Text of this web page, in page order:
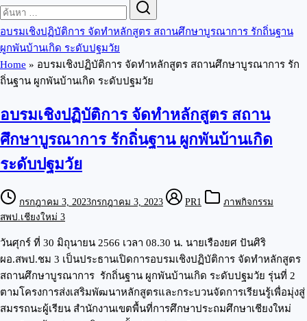
for:
อบรมเชิงปฏิบัติการ จัดทำหลักสูตร สถานศึกษาบูรณาการ รักถิ่นฐาน
ผูกพันบ้านเกิด ระดับปฐมวัย
Home » อบรมเชิงปฏิบัติการ จัดทำหลักสูตร สถานศึกษาบูรณาการ รัก
ถิ่นฐาน ผูกพันบ้านเกิด ระดับปฐมวัย
อบรมเชิงปฏิบัติการ จัดทำหลักสูตร สถาน
ศึกษาบูรณาการ รักถิ่นฐาน ผูกพันบ้านเกิด
ระดับปฐมวัย
กรกฎาคม 3, 2023กรกฎาคม 3, 2023 PR1
ภาพกิจกรรม
สพป.เชียงใหม่ 3
วันศุกร์ ที่ 30 มิถุนายน 2566 เวลา 08.30 น. นายเรืองยศ ปันศิริ
ผอ.สพป.ชม 3 เป็นประธานเปิดการอบรมเชิงปฏิบัติการ จัดทำหลักสูตร
สถานศึกษาบูรณาการ รักถิ่นฐาน ผูกพันบ้านเกิด ระดับปฐมวัย รุ่นที่ 2
ตามโครงการส่งเสริมพัฒนาหลักสูตรและกระบวนจัดการเรียนรู้เพื่อมุ่งสู่
สมรรถนะผู้เรียน สำนักงานเขตพื้นที่การศึกษาประถมศึกษาเชียงใหม่